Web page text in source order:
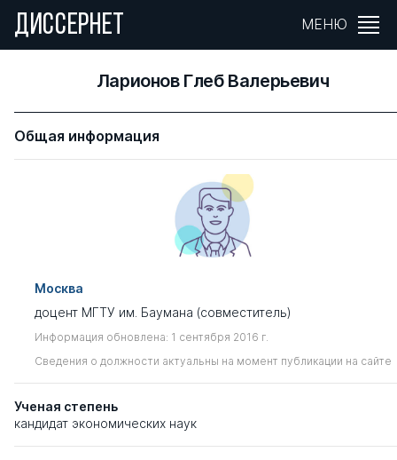
ДИССЕРНЕТ МЕНЮ
Ларионов Глеб Валерьевич
Общая информация
Москва
доцент МГТУ им. Баумана (совместитель)
Информация обновлена: 1 сентября 2016 г.
Сведения о должности актуальны на момент публикации на сайте
Ученая степень
кандидат экономических наук